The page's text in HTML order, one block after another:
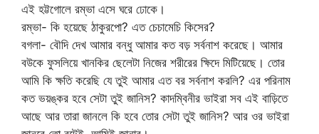
এই হট্টগোলে রম্ভা এসে ঘরে ঢোকে।
রম্ভা- কি হয়েছে ঠাকুরপো? এত চেচামেচি কিসের?
বগলা- বৌদি দেখ আমার বন্ধু আমার কত বড় সর্বনাশ করেছে। আমার
বউকে ফুসলিয়ে খানকির ছেলেটা নিজের শরীরের ক্ষিদে মিটিয়েছে। তোর
আমি কি ক্ষতি করেছি যে তুই আমার এত বর সর্বনাশ করলি? এর পরিনাম
কত ভয়ঙ্কর হবে সেটা তুই জানিস? কাদম্বিনীর ভাইরা সব এই বাড়িতে
আছে আর তারা জানলে কি হবে তোর সেটা তুই জানিস? আর ওর ভাইরা